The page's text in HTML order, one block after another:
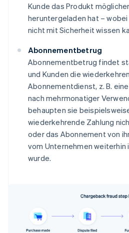
Kunde das Produkt
heruntergeladen hat –
nicht mit Sicherheit wissen
Abonnementbetrug
Abonnementbetrug findet
und Kunden die
Abonnementdienst, z. B.
nach mehrmonatiger
behaupten sie
wiederkehrende Zahlung
oder das Abonnement von
vom Unternehmen weiterhin
wurde.